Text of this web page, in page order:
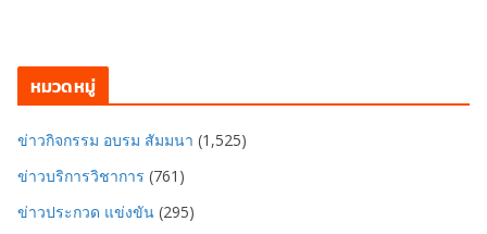
หมวดหมู่
ข่าวกิจกรรม อบรม สัมมนา (1,525)
ข่าวบริการวิชาการ (761)
ข่าวประกวด แข่งขัน (295)